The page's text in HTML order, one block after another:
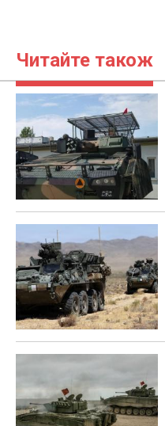
Читайте також